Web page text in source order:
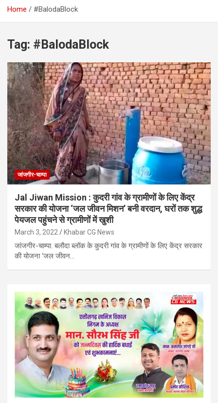
Home #BalodaBlock
Tag: #BalodaBlock
जांजगीर-चाम्पा
Jal Jiwan Mission : कुदरी गांव के ग्रामीणों के लिए केंद्र
सरकार की योजना ‘जल जीवन मिशन’ बनी वरदान, घरों तक शुद्ध
पेयजल पहुंचने से ग्रामीणों में खुशी
March 3, 2022 Khabar CG News
जांजगीर-चाम्पा. बलौदा ब्लॉक के कुदरी गांव के ग्रामीणों के लिए केंद्र सरकार
की योजना ‘जल जीवन…